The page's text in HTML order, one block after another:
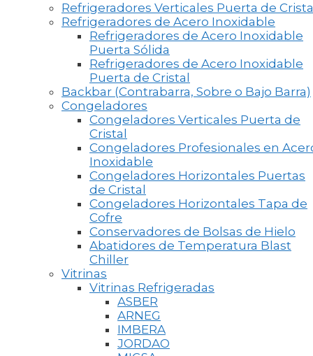
Refrigeradores Verticales Puerta de
Refrigeradores de Acero Inoxidable
Refrigeradores de Acero Inoxidable
Puerta Sólida
Refrigeradores de Acero Inoxidable
Puerta de Cristal
Backbar (Contrabarra, Sobre o Bajo Barra)
Congeladores
Congeladores Verticales Puerta de
Cristal
Congeladores Profesionales en
Inoxidable
Congeladores Horizontales Puertas
de Cristal
Congeladores Horizontales Tapa de
Cofre
Conservadores de Bolsas de Hielo
Abatidores de Temperatura Blast
Chiller
Vitrinas
Vitrinas Refrigeradas
ASBER
ARNEG
IMBERA
JORDAO